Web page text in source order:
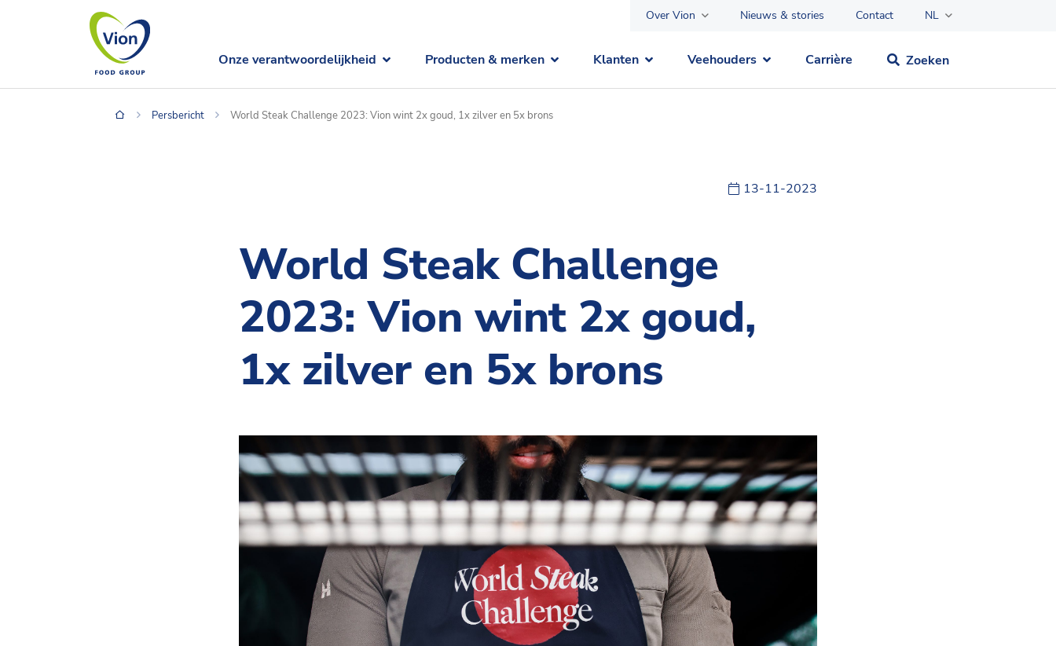
Over Vion Nieuws & stories Contact NL
Onze verantwoordelijkheid Producten & merken Klanten Veehouders Carrière Zoeken
Persbericht World Steak Challenge 2023: Vion wint 2x goud, 1x zilver en 5x brons
13-11-2023
World Steak Challenge
2023: Vion wint 2x goud,
1x zilver en 5x brons